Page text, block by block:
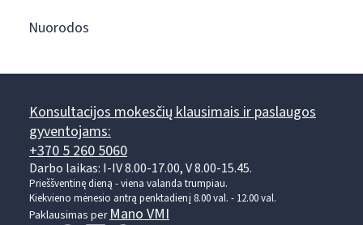
Nuorodos
Konsultacijos mokesčių klausimais ir paslaugos
gyventojams:
+370 5 260 5060
Darbo laikas: I-IV 8.00-17.00, V 8.00-15.45.
Prieššventinę dieną - viena valanda trumpiau.
Kiekvieno mėnesio antrą penktadienį 8.00 val. - 12.00 val.
Paklausimas per Mano VMI